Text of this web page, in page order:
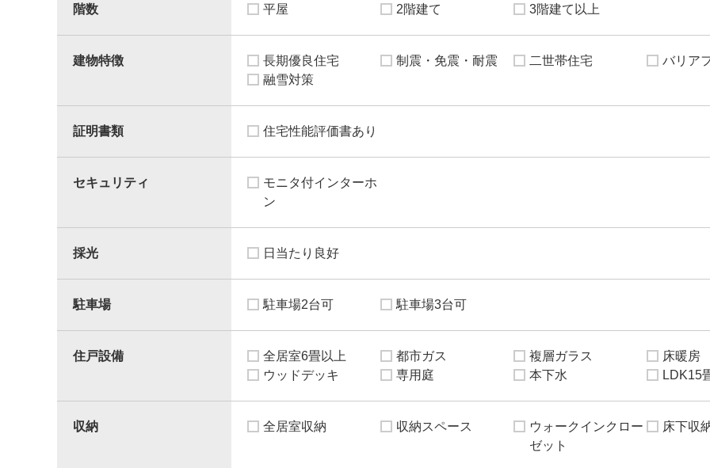
階数 平屋 2階建て 3階建て以上
建物特徴 長期優良住宅 制震・免震・耐震 二世帯住宅 バリア
融雪対策
証明書類 住宅性能評価書あり
セキュリティ
モニタ付インターホ
ン
採光 日当たり良好
駐車場 駐車場2台可 駐車場3台可
住戸設備 全居室6畳以上 都市ガス 複層ガラス 床暖房
ウッドデッキ
専用庭 本下水 LDK15
収納 全居室収納 収納スペース
ウォークインクロー
ゼット
床下収